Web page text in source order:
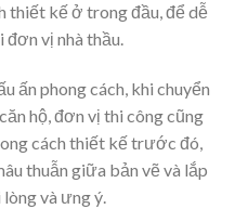
thiết kế ở trong đầu, để dễ
vị nhà thầu.
ấn phong cách, khi chuyển
hộ, đơn vị thi công cũng
cách thiết kế trước đó,
thuẫn giữa bản vẽ và lắp
và ưng ý.